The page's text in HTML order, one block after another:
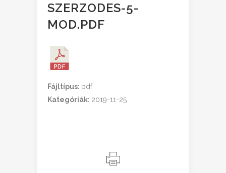
SZERZODES-5-
MOD.PDF
Fájltípus: pdf
Kategóriák: 2019-11-25